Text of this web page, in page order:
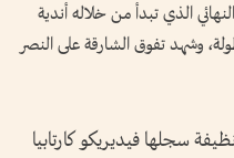
الذي تبدأ من خلاله أندية
وشهد تفوق الشارقة على النصر
سجلها فيديريكو كارتابيا